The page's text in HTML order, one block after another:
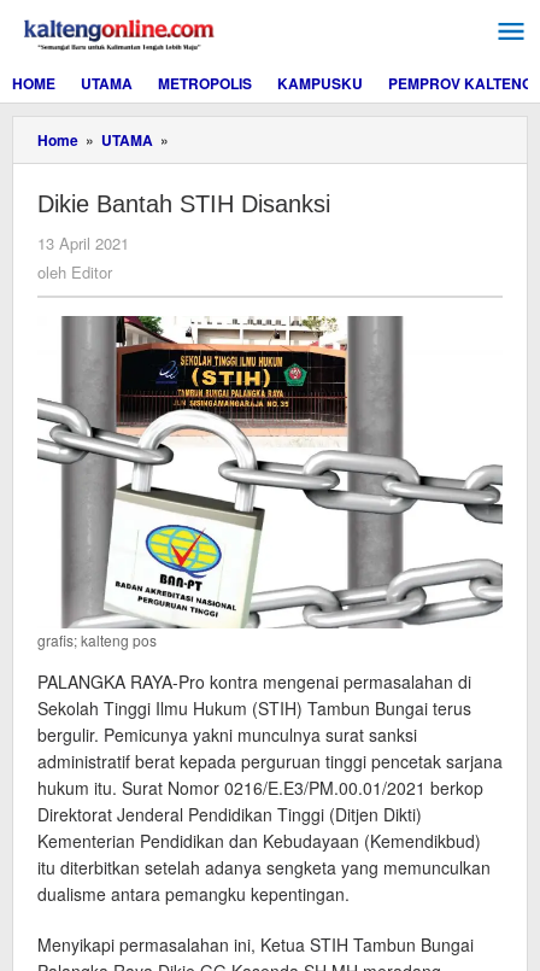
konten
HOME
UTAMA METROPOLIS KAMPUSKU PEMPROV KALTENG
Home » UTAMA »
Bantah
Disanksi
Dikie Bantah STIH Disanksi
13 April 2021
oleh Editor
grafis; kalteng pos
PALANGKA RAYA-Pro kontra mengenai permasalahan di
Sekolah Tinggi Ilmu Hukum (STIH) Tambun Bungai terus
bergulir. Pemicunya yakni munculnya surat sanksi
administratif berat kepada perguruan tinggi pencetak sarjana
hukum itu. Surat Nomor 0216/E.E3/PM.00.01/2021 berkop
Direktorat Jenderal Pendidikan Tinggi (Ditjen Dikti)
Kementerian Pendidikan dan Kebudayaan (Kemendikbud)
itu diterbitkan setelah adanya sengketa yang memunculkan
dualisme antara pemangku kepentingan.
Menyikapi permasalahan ini, Ketua STIH Tambun Bungai